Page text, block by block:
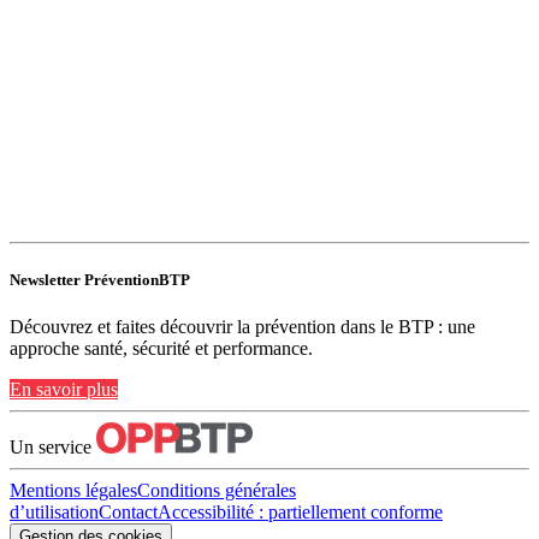
Newsletter PréventionBTP
Découvrez et faites découvrir la prévention dans le BTP : une
approche santé, sécurité et performance.
En savoir plus
Un service
Mentions légalesConditions générales
d’utilisationContactAccessibilité : partiellement conforme